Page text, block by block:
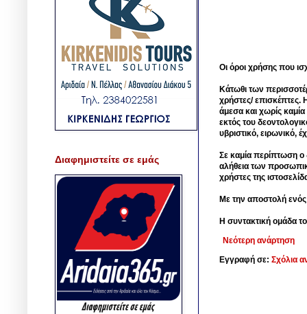
Οι όροι χρήσης που
Κάτωθι των
χρήστες/ επισκέπτες.
άμεσα και χωρίς
εκτός του
υβριστικό, ειρωνικό,
Σε καμία περίπτωση ο
αλήθεια των
χρήστες της
Με την αποστολή
Η συντακτική ομάδα
Νεότερη ανάρτηση
Εγγραφή σε: Σχόλια
Διαφημιστείτε σε εμάς